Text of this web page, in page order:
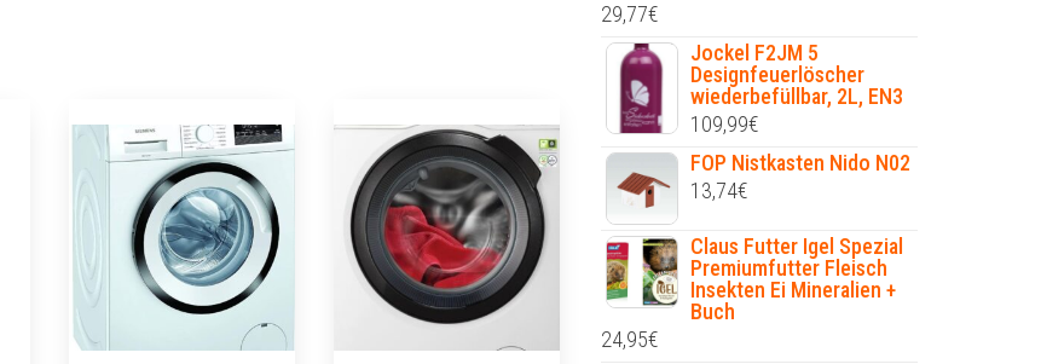
29,77€
Jockel F2JM 5
Designfeuerlöscher
wiederbefüllbar, 2L, EN3
109,99€
FOP Nistkasten Nido N02
13,74€
Claus Futter Igel Spezial
Premiumfutter Fleisch
Insekten Ei Mineralien +
Buch
24,95€